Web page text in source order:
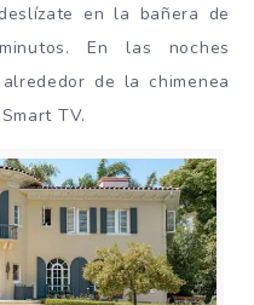
en la bañera de
En las noches
de la chimenea
TV.